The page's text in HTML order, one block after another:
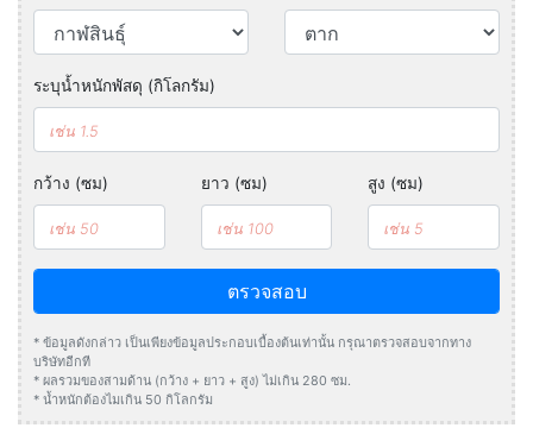
ระบุน้ำหนักพัสดุ (กิโลกรัม)
กว้าง (ซม) ยาว (ซม) สูง (ซม)
ตรวจสอบ
* ข้อมูลดังกล่าว เป็นเพียงข้อมูลประกอบเบื้องต้นเท่านั้น กรุณาตรวจสอบจากทาง
บริษัทอีกที
* ผลรวมของสามด้าน (กว้าง + ยาว + สูง) ไม่เกิน 280 ซม.
* น้ำหนักต้องไมเกิน 50 กิโลกรัม